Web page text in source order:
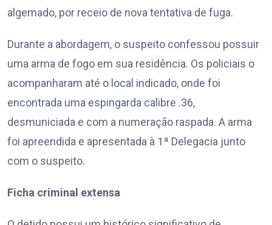
algemado, por receio de nova tentativa de fuga.
Durante a abordagem, o suspeito confessou possuir
uma arma de fogo em sua residência. Os policiais o
acompanharam até o local indicado, onde foi
encontrada uma espingarda calibre .36,
desmuniciada e com a numeração raspada. A arma
foi apreendida e apresentada à 1ª Delegacia junto
com o suspeito.
Ficha criminal extensa